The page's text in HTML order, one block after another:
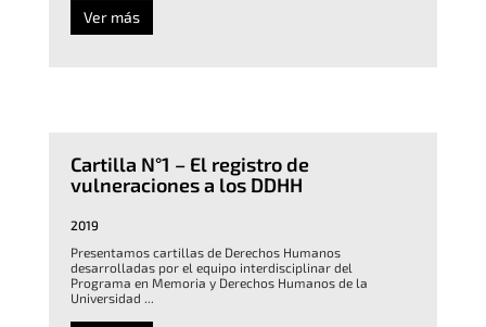
Ver más
Cartilla N°1 – El registro de
vulneraciones a los DDHH
2019
Presentamos cartillas de Derechos Humanos
desarrolladas por el equipo interdisciplinar del
Programa en Memoria y Derechos Humanos de la
Universidad ...